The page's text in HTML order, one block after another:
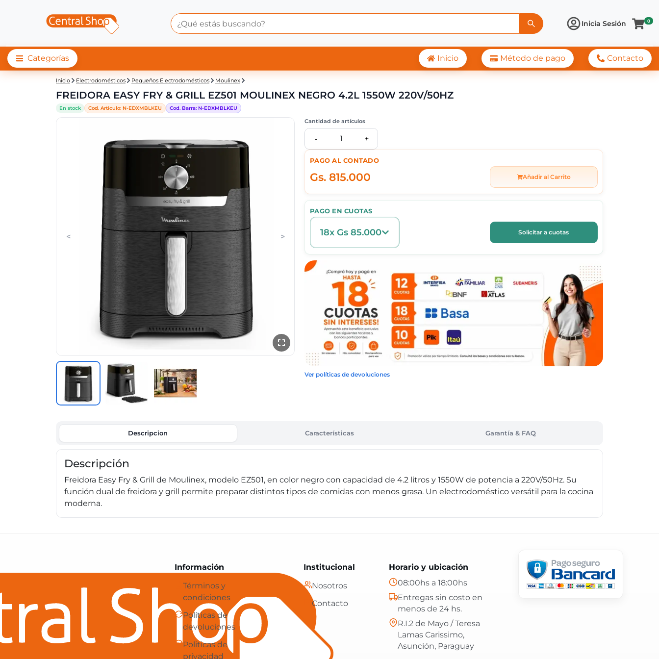
Inicia Sesión 0
Categorías Inicio Método de pago Contacto
Central Shop: FREIDORA EASY FRY & GRILL EZ501 MOULINEX
Inicio Electrodomésticos Pequeños Electrodomésticos Moulinex
FREIDORA EASY FRY & GRILL EZ501 MOULINEX NEGRO 4.2L 1550W 220V/50HZ
En stock Cod. Articulo: N-EDXMBLKEU Cod. Barra: N-EDXMBLKEU
< >
PAGO AL CONTADO
Gs. 815.000 Añadir al Carrito
PAGO EN CUOTAS
18x Gs 85.000 Solicitar a cuotas
Cantidad de artículos
- 1 +
Ver políticas de devoluciones
Descripcion Características Garantía & FAQ
Descripción
Freidora Easy Fry & Grill de Moulinex, modelo EZ501, en color negro con capacidad de 4.2 litros y 1550W de potencia a 220V/50Hz. Su
función dual de freidora y grill permite preparar distintos tipos de comidas con menos grasa. Un electrodoméstico versátil para la cocina
moderna.
Central Shop es tu e-commerce en Paraguay: tecnología, hogar y más, con envíos gratis en 24 hs y atención confiable.
Información
Términos y
condiciones
Políticas de
devoluciones
Politicas de
privacidad
Institucional
Nosotros
Contacto
Horario y ubicación
08:00hs a 18:00hs
Entregas sin costo en
menos de 24 hs.
R.I.2 de Mayo / Teresa
Lamas Carissimo,
Asunción, Paraguay